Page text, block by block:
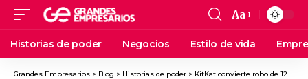
Aa
Historias de poder Negocios Estilo de vida
Grandes Empresarios > Blog > Historias de poder > KitKat convierte robo de 12 toneladas en campaña innovadora